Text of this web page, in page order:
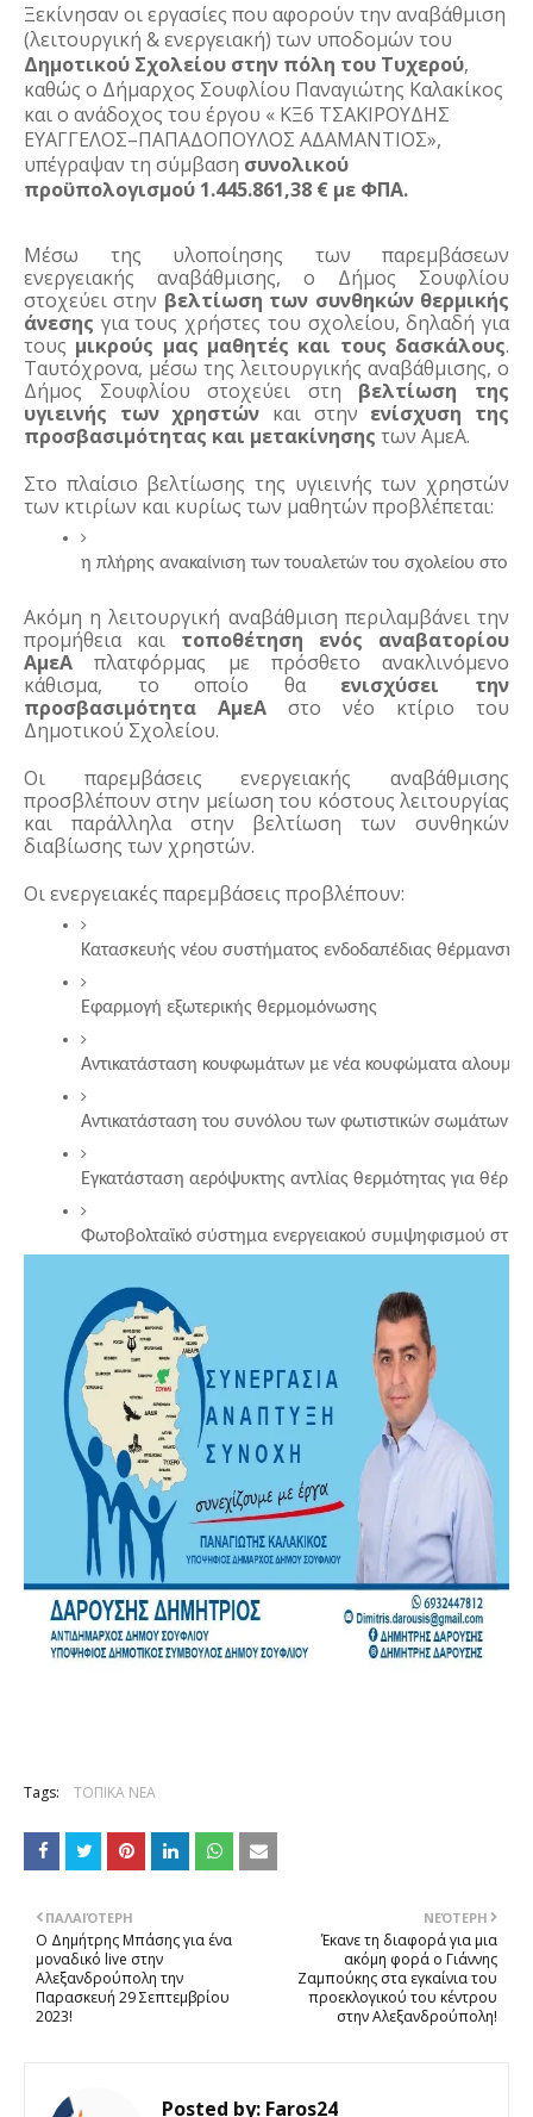
Ξεκίνησαν οι εργασίες που αφορούν την αναβάθμιση
(λειτουργική & ενεργειακή) των υποδομών του
Δημοτικού Σχολείου στην πόλη του Τυχερού,
καθώς ο Δήμαρχος Σουφλίου Παναγιώτης Καλακίκος
και ο ανάδοχος του έργου « ΚΞ6 ΤΣΑΚΙΡΟΥΔΗΣ
ΕΥΑΓΓΕΛΟΣ–ΠΑΠΑΔΟΠΟΥΛΟΣ ΑΔΑΜΑΝΤΙΟΣ»,
υπέγραψαν τη σύμβαση συνολικού
προϋπολογισμού 1.445.861,38 € με ΦΠΑ.
Μέσω της υλοποίησης των παρεμβάσεων
ενεργειακής αναβάθμισης, ο Δήμος Σουφλίου
στοχεύει στην βελτίωση των συνθηκών θερμικής
άνεσης για τους χρήστες του σχολείου, δηλαδή για
τους μικρούς μας μαθητές και τους δασκάλους.
Ταυτόχρονα, μέσω της λειτουργικής αναβάθμισης, ο
Δήμος Σουφλίου στοχεύει στη βελτίωση της
υγιεινής των χρηστών και στην ενίσχυση της
προσβασιμότητας και μετακίνησης των ΑμεΑ.
Στο πλαίσιο βελτίωσης της υγιεινής των χρηστών
των κτιρίων και κυρίως των μαθητών προβλέπεται:
η πλήρης ανακαίνιση των τουαλετών του σχολείου στο
Ακόμη η λειτουργική αναβάθμιση περιλαμβάνει την
προμήθεια και τοποθέτηση ενός αναβατορίου
ΑμεΑπλατφόρμας με πρόσθετο ανακλινόμενο
κάθισμα, το οποίο θα ενισχύσει την
προσβασιμότητα ΑμεΑ στο νέο κτίριο του
Δημοτικού Σχολείου.
Οι παρεμβάσεις ενεργειακής αναβάθμισης
προσβλέπουν στην μείωση του κόστους λειτουργίας
και παράλληλα στην βελτίωση των συνθηκών
διαβίωσης των χρηστών.
Οι ενεργειακές παρεμβάσεις προβλέπουν:
Κατασκευής νέου συστήματος ενδοδαπέδιας θέρμανσης
Εφαρμογή εξωτερικής θερμομόνωσης
Αντικατάσταση κουφωμάτων με νέα κουφώματα
Αντικατάσταση του συνόλου των φωτιστικών σωμάτων
Εγκατάσταση αερόψυκτης αντλίας θερμότητας για
Φωτοβολταϊκό σύστημα ενεργειακού συμψηφισμού στις
Tags: ΤΟΠΙΚΑ ΝΕΑ
ΝΕΌΤΕΡΗ
Έκανε τη διαφορά για μια
ακόμη φορά ο Γιάννης
Ζαμπούκης στα εγκαίνια του
προεκλογικού του κέντρου
στην Αλεξανδρούπολη!
ΠΑΛΑΙΌΤΕΡΗ
Ο Δημήτρης Μπάσης για ένα
μοναδικό live στην
Αλεξανδρούπολη την
Παρασκευή 29 Σεπτεμβρίου
2023!
Posted by: Faros24